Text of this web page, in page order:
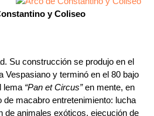
y Coliseo
Su construcción se produjo en el
Vespasiano y terminó en el 80 bajo
lema “Pan et Circus”en mente, en
de macabro entretenimiento: lucha
de animales exóticos, ejecución de